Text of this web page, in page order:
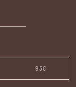
95€